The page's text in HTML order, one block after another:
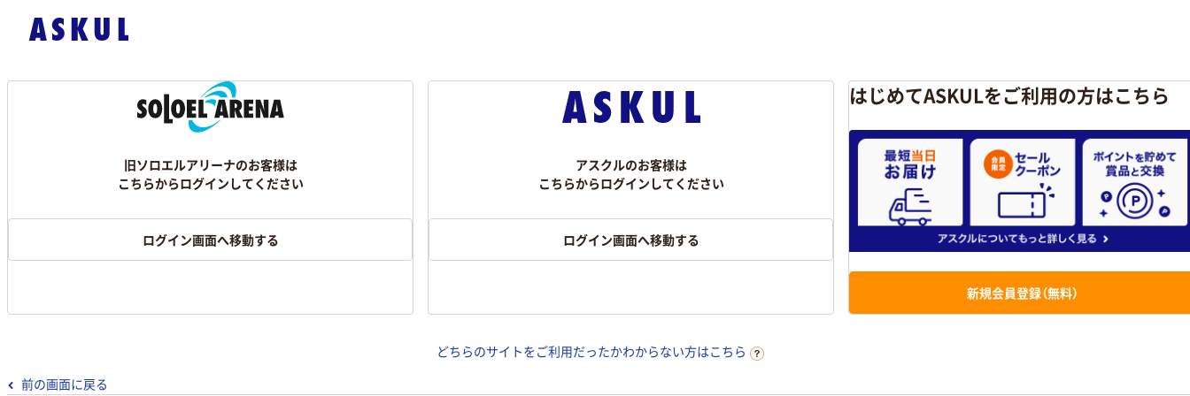
旧ソロエルアリーナのお客様は
こちらからログインしてください
ログイン画面へ移動する
アスクルのお客様は
こちらからログインしてください
ログイン画面へ移動する
はじめてASKULをご利用の方はこちら
新規会員登録（無料）
どちらのサイトをご利用だったかわからない方はこちら
前の画面に戻る